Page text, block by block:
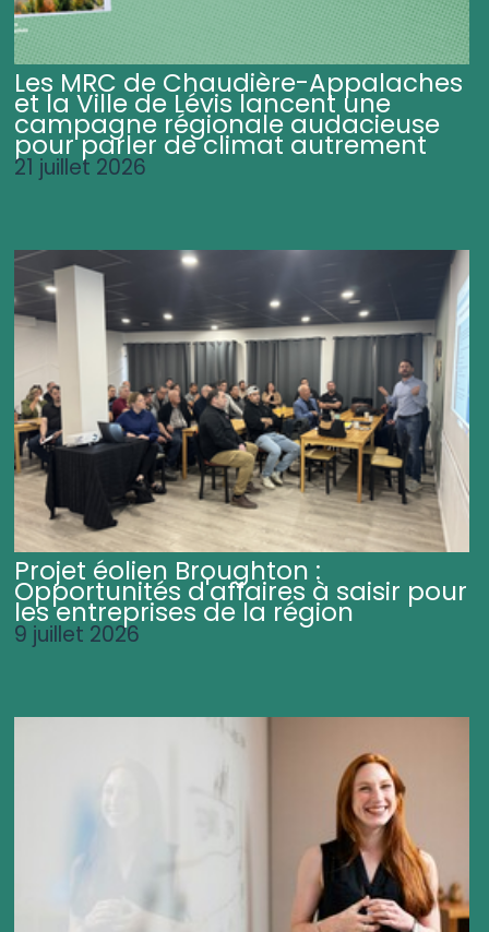
Les MRC de Chaudière-Appalaches
et la Ville de Lévis lancent une
campagne régionale audacieuse
pour parler de climat autrement
21 juillet 2026
Projet éolien Broughton :
Opportunités d'affaires à saisir pour
les entreprises de la région
9 juillet 2026